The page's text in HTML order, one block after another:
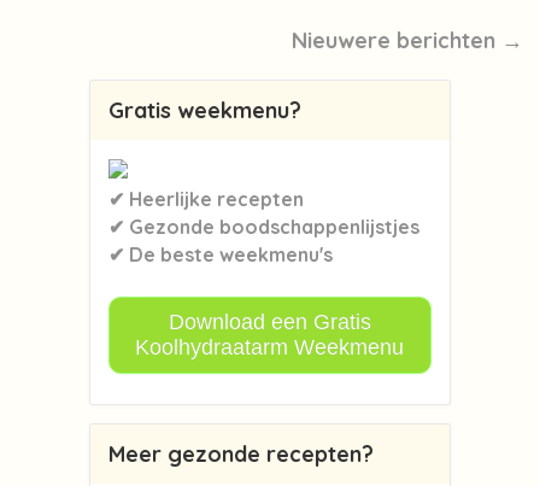
Nieuwere berichten →
Gratis weekmenu?
✔ Heerlijke recepten
✔ Gezonde boodschappenlijstjes
✔ De beste weekmenu's
Download een Gratis
Koolhydraatarm Weekmenu
Meer gezonde recepten?